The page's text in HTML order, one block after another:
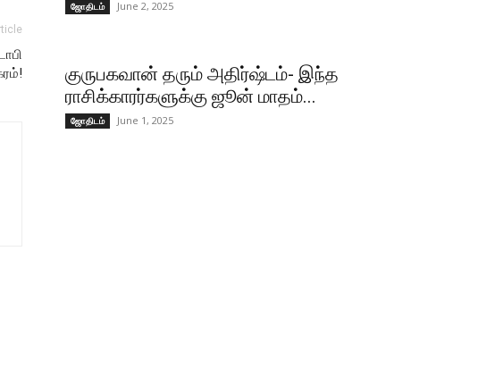
ஜோதிடம் June 2, 2025
குருபகவான் தரும் அதிர்ஷ்டம்- இந்த
ராசிக்காரர்களுக்கு ஜூன் மாதம்...
ஜோதிடம் June 1, 2025